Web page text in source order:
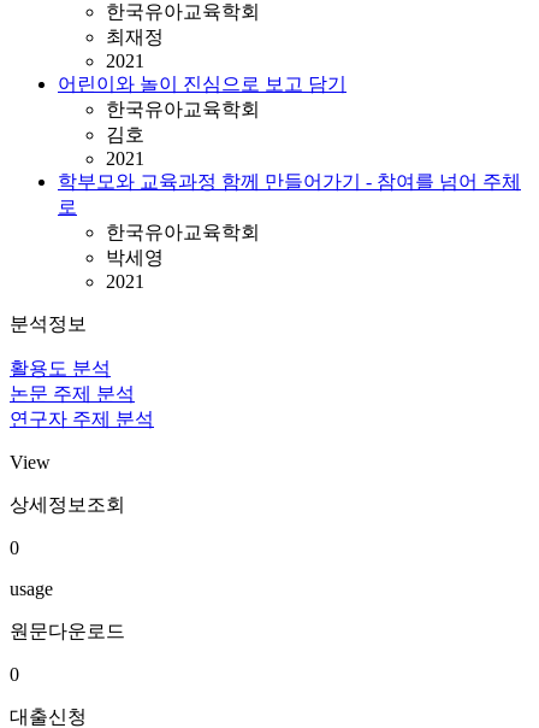
한국유아교육학회
최재정
2021
어린이와 놀이 진심으로 보고 담기
한국유아교육학회
김호
2021
학부모와 교육과정 함께 만들어가기 - 참여를 넘어 주체
로
한국유아교육학회
박세영
2021
분석정보
활용도 분석
논문 주제 분석
연구자 주제 분석
View
상세정보조회
0
usage
원문다운로드
0
대출신청